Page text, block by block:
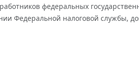
федеральных
Федеральной налоговой службы,